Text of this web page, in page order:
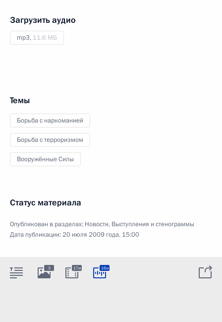
Загрузить аудио
mp3, 11.6 МБ
Темы
Борьба с наркоманией
Борьба с терроризмом
Вооружённые Силы
Статус материала
Опубликован в разделах: Новости, Выступления и стенограммы
Дата публикации:20 июля 2009 года, 15:00
3 17м 16м